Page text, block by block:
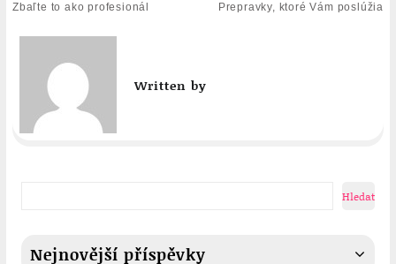
Navigace
příspěvek
Zbaľte to ako profesionál Prepravky, ktoré Vám poslúžia
Written by
Hledat
Nejnovější příspěvky